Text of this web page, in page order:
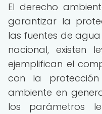
El derecho
garantizar la
las fuentes de
nacional, existen
ejemplifican el
con la
ambiente en
los parámetros